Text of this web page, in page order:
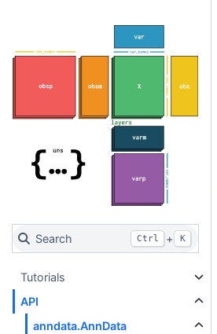
Search Ctrl + K
Tutorials
API
anndata.AnnData